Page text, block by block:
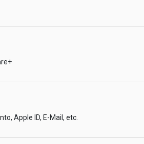
Apple ID, E-Mail, etc.